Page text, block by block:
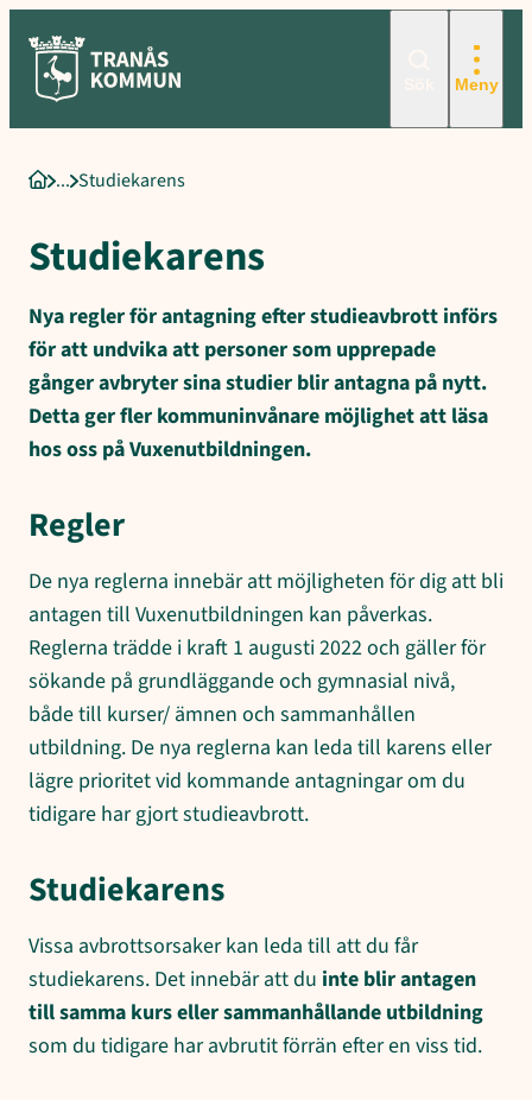
innehåll
Meny
StartsidaStudiekarens
Studiekarens
Nya regler för antagning efter studieavbrott införs
för att undvika att personer som upprepade
gånger avbryter sina studier blir antagna på nytt.
Detta ger fler kommuninvånare möjlighet att läsa
hos oss på Vuxenutbildningen.
Regler
De nya reglerna innebär att möjligheten för dig att bli
antagen till Vuxenutbildningen kan påverkas.
Reglerna trädde i kraft 1 augusti 2022 och gäller för
sökande på grundläggande och gymnasial nivå,
både till kurser/ ämnen och sammanhållen
utbildning. De nya reglerna kan leda till karens eller
lägre prioritet vid kommande antagningar om du
tidigare har gjort studieavbrott.
Studiekarens
Vissa avbrottsorsaker kan leda till att du får
studiekarens. Det innebär att du inte blir antagen
till samma kurs eller sammanhållande utbildning
som du tidigare har avbrutit förrän efter en viss tid.